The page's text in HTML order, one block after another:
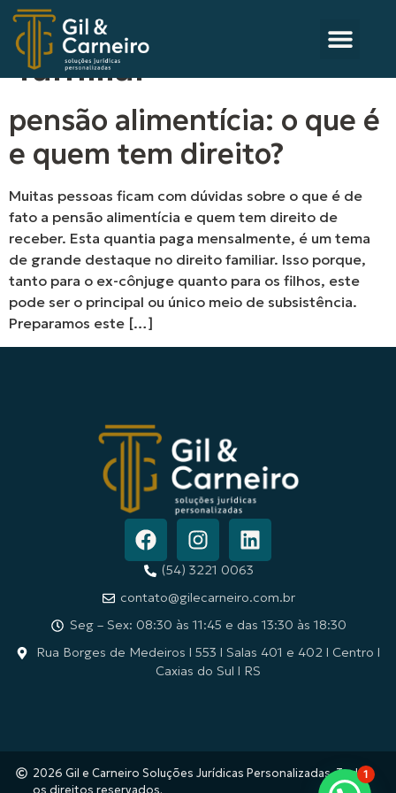
Categoria:
familiar
pensão alimentícia: o que é
e quem tem direito?
Muitas pessoas ficam com dúvidas sobre o que é de
fato a pensão alimentícia e quem tem direito de
receber. Esta quantia paga mensalmente, é um tema
de grande destaque no direito familiar. Isso porque,
tanto para o ex-cônjuge quanto para os filhos, este
pode ser o principal ou único meio de subsistência.
Preparamos este […]
(54) 3221 0063
contato@gilecarneiro.com.br
Seg – Sex: 08:30 às 11:45 e das 13:30 às 18:30
Rua Borges de Medeiros l 553 l Salas 401 e 402 l Centro l
Caxias do Sul l RS
2026 Gil e Carneiro Soluções Jurídicas Personalizadas. Todos
1